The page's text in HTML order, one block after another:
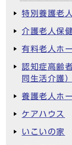
特別養護老
介護老人保
有料老人ホ
認知症高齢
同生活介護）
養護老人ホ
ケアハウス
いこいの家